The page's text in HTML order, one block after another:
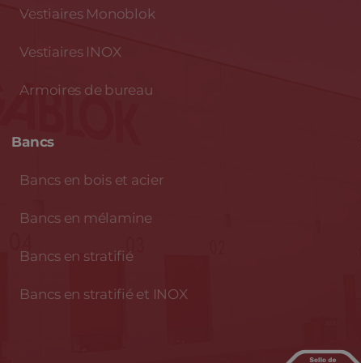
Vestiaires Monoblok
Vestiaires INOX
Armoires de bureau
Bancs
Bancs en bois et acier
Bancs en mélamine
Bancs en stratifié
Bancs en stratifié et INOX